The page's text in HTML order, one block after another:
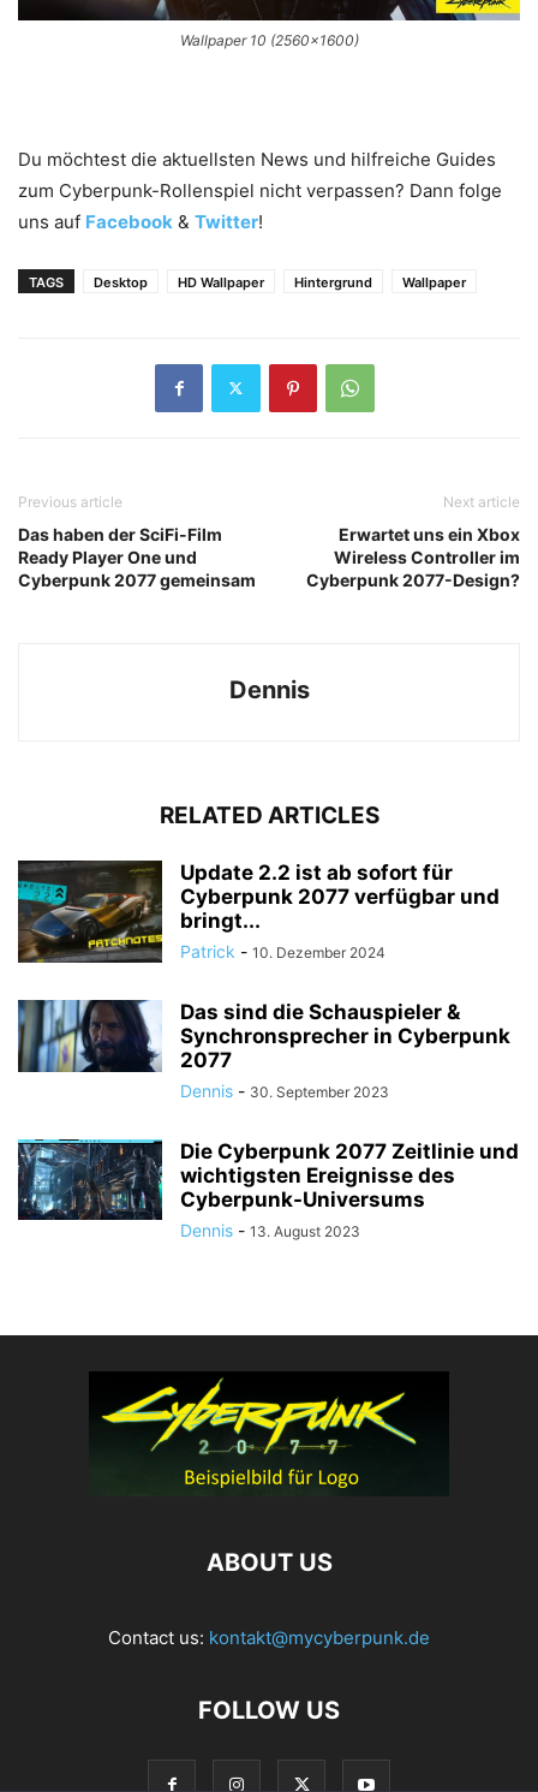
Wallpaper 10 (2560×1600)
Du möchtest die aktuellsten News und hilfreiche Guides
zum Cyberpunk-Rollenspiel nicht verpassen? Dann folge
uns auf Facebook & Twitter!
TAGS Desktop HD Wallpaper Hintergrund Wallpaper
Previous article
Das haben der SciFi-Film
Ready Player One und
Cyberpunk 2077 gemeinsam
Next article
Erwartet uns ein Xbox
Wireless Controller im
Cyberpunk 2077-Design?
Dennis
RELATED ARTICLES
Update 2.2 ist ab sofort für
Cyberpunk 2077 verfügbar und
bringt...
Patrick - 10. Dezember 2024
Das sind die Schauspieler &
Synchronsprecher in Cyberpunk
2077
Dennis - 30. September 2023
Die Cyberpunk 2077 Zeitlinie und
wichtigsten Ereignisse des
Cyberpunk-Universums
Dennis - 13. August 2023
ABOUT US
Contact us: kontakt@mycyberpunk.de
FOLLOW US